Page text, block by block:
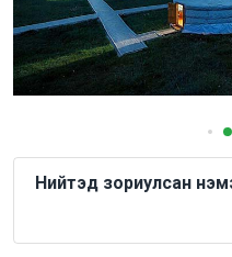
Нийтэд зориулсан